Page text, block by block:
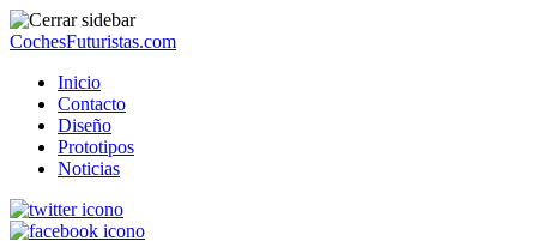
CochesFuturistas.com
Inicio
Contacto
Diseño
Prototipos
Noticias